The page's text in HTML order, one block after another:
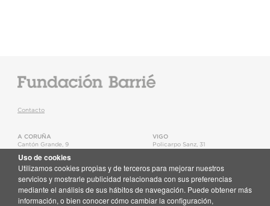
Contacto
A CORUÑA
Cantón Grande, 9
T.+34 981 22 15 25
Mapa
VIGO
Policarpo Sanz, 31
Mapa
Recibe en tu correo toda la actualidad de la Fundación Barrié
Uso de cookies
Utilizamos cookies propias y de terceros para mejorar nuestros
servicios y mostrarle publicidad relacionada con sus preferencias
mediante el análisis de sus hábitos de navegación. Puede obtener más
información, o bien conocer cómo cambiar la configuración,